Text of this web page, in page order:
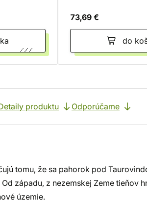
73,69 €
do
produktu Odporúčame
tomu, že sa pahorok pod
západu, z nezemskej Zeme tieňov
územie.